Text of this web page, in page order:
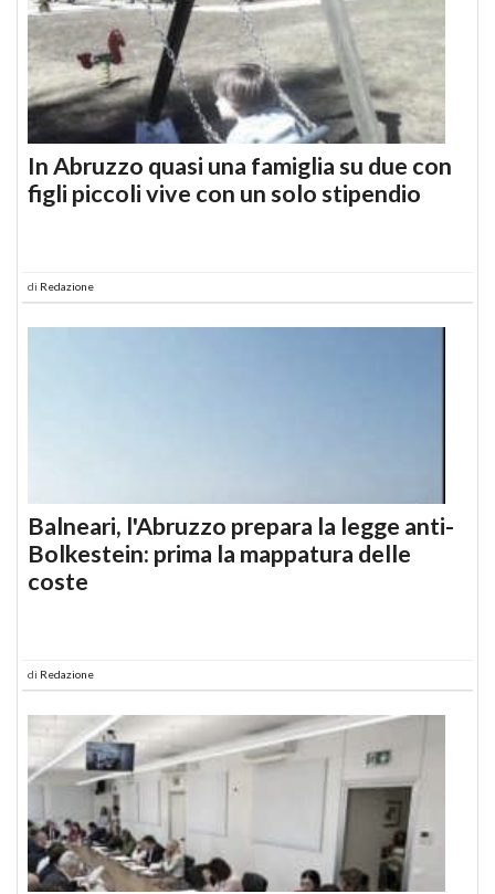
In Abruzzo quasi una famiglia su due con
figli piccoli vive con un solo stipendio
di Redazione
Balneari, l'Abruzzo prepara la legge anti-
Bolkestein: prima la mappatura delle
coste
di Redazione